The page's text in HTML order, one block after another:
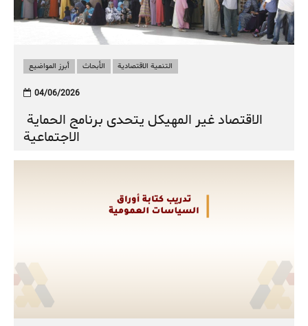
أبرز المواضيع الأبحاث التنمية الاقتصادية
04/06/2026
الاجتماعية